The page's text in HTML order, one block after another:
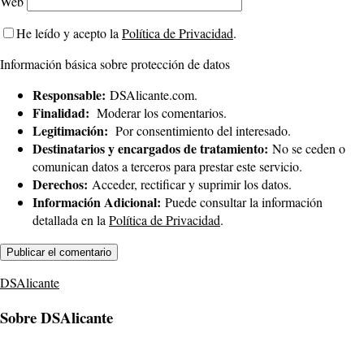
He leído y acepto la Política de Privacidad.
Información básica sobre protección de datos
Responsable: DSAlicante.com.
Finalidad: Moderar los comentarios.
Legitimación: Por consentimiento del interesado.
Destinatarios y encargados de tratamiento: No se ceden o
comunican datos a terceros para prestar este servicio.
Derechos: Acceder, rectificar y suprimir los datos.
Información Adicional: Puede consultar la información
detallada en la Política de Privacidad.
DSAlicante
Sobre DSAlicante